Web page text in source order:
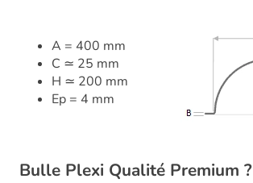
A = 400 mm
C ≃ 25 mm
H ≃ 200 mm
Ep = 4 mm
Bulle Plexi Qualité Premium ?